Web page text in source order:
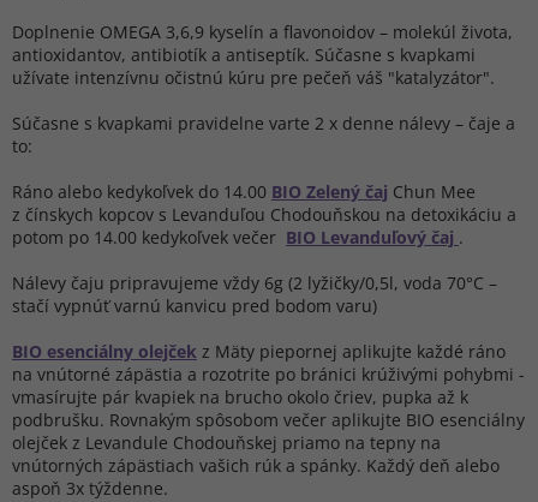
Doplnenie OMEGA 3,6,9 kyselín a flavonoidov – molekúl života,
antioxidantov, antibiotík a antiseptík. Súčasne s kvapkami
užívate intenzívnu očistnú kúru pre pečeň váš "katalyzátor".
Súčasne s kvapkami pravidelne varte 2 x denne nálevy – čaje a
to:
Ráno alebo kedykoľvek do 14.00 BIO Zelený čaj Chun Mee
z čínskych kopcov s Levanduľou Chodouňskou na detoxikáciu a
potom po 14.00 kedykoľvek večer BIO Levanduľový čaj .
Nálevy čaju pripravujeme vždy 6g (2 lyžičky/0,5l, voda 70°C –
stačí vypnúť varnú kanvicu pred bodom varu)
BIO esenciálny olejček z Mäty piepornej aplikujte každé ráno
na vnútorné zápästia a rozotrite po bránici krúživými pohybmi -
vmasírujte pár kvapiek na brucho okolo čriev, pupka až k
podbrušku. Rovnakým spôsobom večer aplikujte BIO esenciálny
olejček z Levandule Chodouňskej priamo na tepny na
vnútorných zápästiach vašich rúk a spánky. Každý deň alebo
aspoň 3x týždenne.